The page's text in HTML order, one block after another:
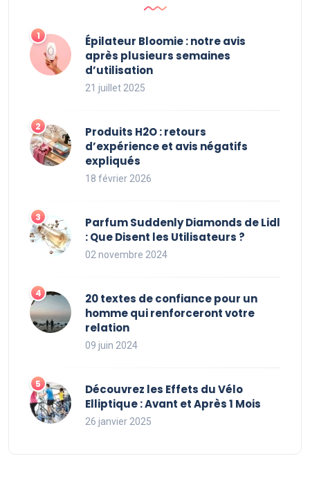
Épilateur Bloomie : notre avis
après plusieurs semaines
d’utilisation
21 juillet 2025
Produits H2O : retours
d’expérience et avis négatifs
expliqués
18 février 2026
Parfum Suddenly Diamonds de Lidl
: Que Disent les Utilisateurs ?
02 novembre 2024
20 textes de confiance pour un
homme qui renforceront votre
relation
09 juin 2024
Découvrez les Effets du Vélo
Elliptique : Avant et Après 1 Mois
26 janvier 2025